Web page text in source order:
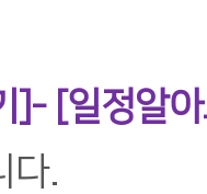
]- [일정알
다.